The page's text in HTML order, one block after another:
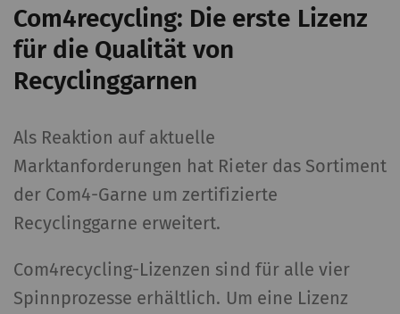
Com4recycling: Die erste Lizenz
für die Qualität von
Recyclinggarnen
Als Reaktion auf aktuelle
Marktanforderungen hat Rieter das Sortiment
der Com4-Garne um zertifizierte
Recyclinggarne erweitert.
Com4recycling-Lizenzen sind für alle vier
Spinnprozesse erhältlich. Um eine Lizenz